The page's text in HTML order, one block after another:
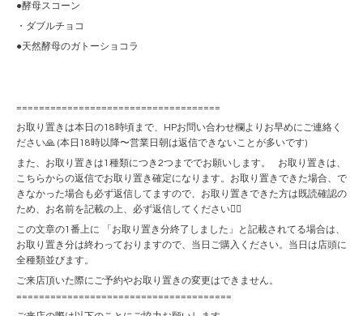
●酵母スコーン
・ダブルチョコ
●天然酵母のガトーショコラ
====================================
お取り置きは本日の18時頃まで、HPお問い合わせ欄よりお早めにご連絡く
ださい🙏 (本日18時以降〜営業日朝は返信できないことが多いです)
また、お取り置きは1種類につき2つまででお願いします。 お取り置きは、
こちらからの返信でお取り置き確定になります。お取り置きできた場合、で
きなかった場合も必ず返信してますので、お取り置きできた方は既読確認の
ため、お名前を記載の上、必ず返信してください🙇‍♀️
この文章の1番上に 「お取り置き分終了しました」と記載されてる場合は、
お取り置き分は終わっておりますので、当日ご購入ください。当日は店頭に
全種類並びます。
ご来店頂いた際にご予約やお取り置きの変更はできません。
======================================